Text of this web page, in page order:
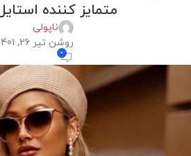
متمایز کننده
ناپولی
روشن تیر 26, 1401
0